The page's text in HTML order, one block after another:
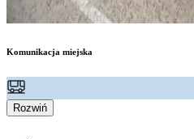
Komunikacja miejska
Rozwiń